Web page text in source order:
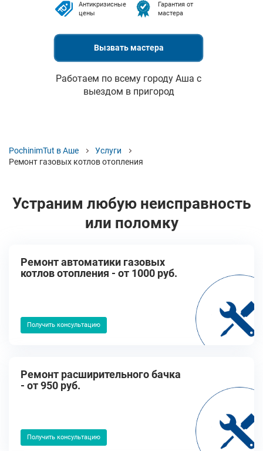
Антикризисные
цены
Гарантия от
мастера
Вызвать мастера
Работаем по всему городу Аша с
выездом в пригород
PochinimTut в Аше
Услуги
Ремонт газовых котлов отопления
Устраним любую неисправность
или поломку
Ремонт автоматики газовых
котлов отопления - от 1000 руб.
Получить консультацию
Ремонт расширительного бачка
- от 950 руб.
Получить консультацию